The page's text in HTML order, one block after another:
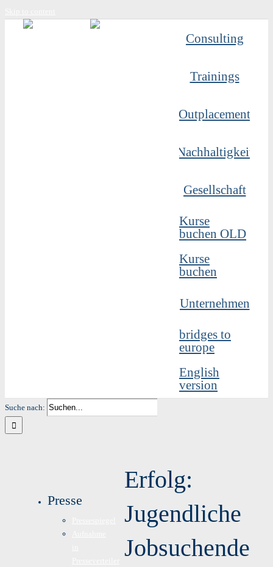
Consulting
Trainings
Outplacement
Nachhaltigkeit
Gesellschaft
Kurse
buchen OLD
Kurse
buchen
Unternehmen
bridges to
europe
English
version
Suche nach:
Erfolg:
Jugendliche
Jobsuchende
Presse